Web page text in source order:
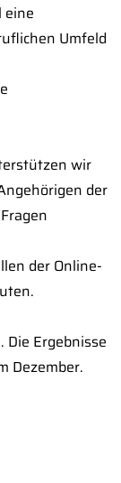
eine
Umfeld
wir
der
der Online-
Die Ergebnisse
Dezember.